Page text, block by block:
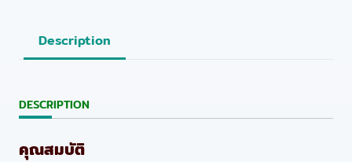
Description
DESCRIPTION
คุณสมบัติ